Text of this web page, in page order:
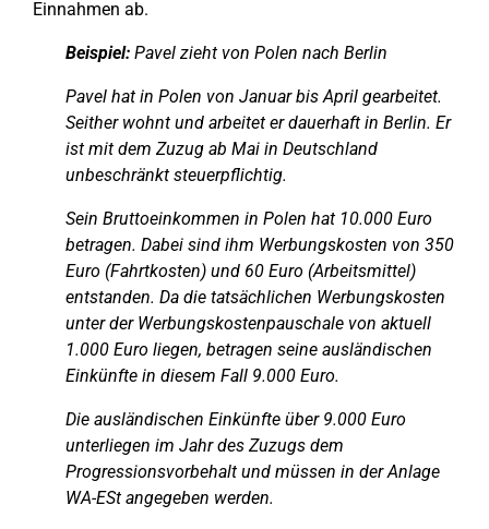
Einnahmen ab.
Beispiel: Pavel zieht von Polen nach Berlin
Pavel hat in Polen von Januar bis April gearbeitet.
Seither wohnt und arbeitet er dauerhaft in Berlin. Er
ist mit dem Zuzug ab Mai in Deutschland
unbeschränkt steuerpflichtig.
Sein Bruttoeinkommen in Polen hat 10.000 Euro
betragen. Dabei sind ihm Werbungskosten von 350
Euro (Fahrtkosten) und 60 Euro (Arbeitsmittel)
entstanden. Da die tatsächlichen Werbungskosten
unter der Werbungskostenpauschale von aktuell
1.000 Euro liegen, betragen seine ausländischen
Einkünfte in diesem Fall 9.000 Euro.
Die ausländischen Einkünfte über 9.000 Euro
unterliegen im Jahr des Zuzugs dem
Progressionsvorbehalt und müssen in der Anlage
WA-ESt angegeben werden.